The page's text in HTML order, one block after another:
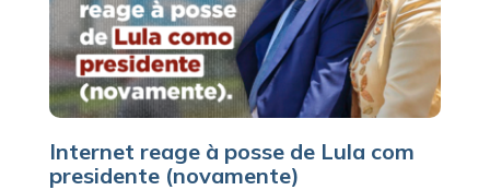
Internet reage à posse de Lula com
presidente (novamente)